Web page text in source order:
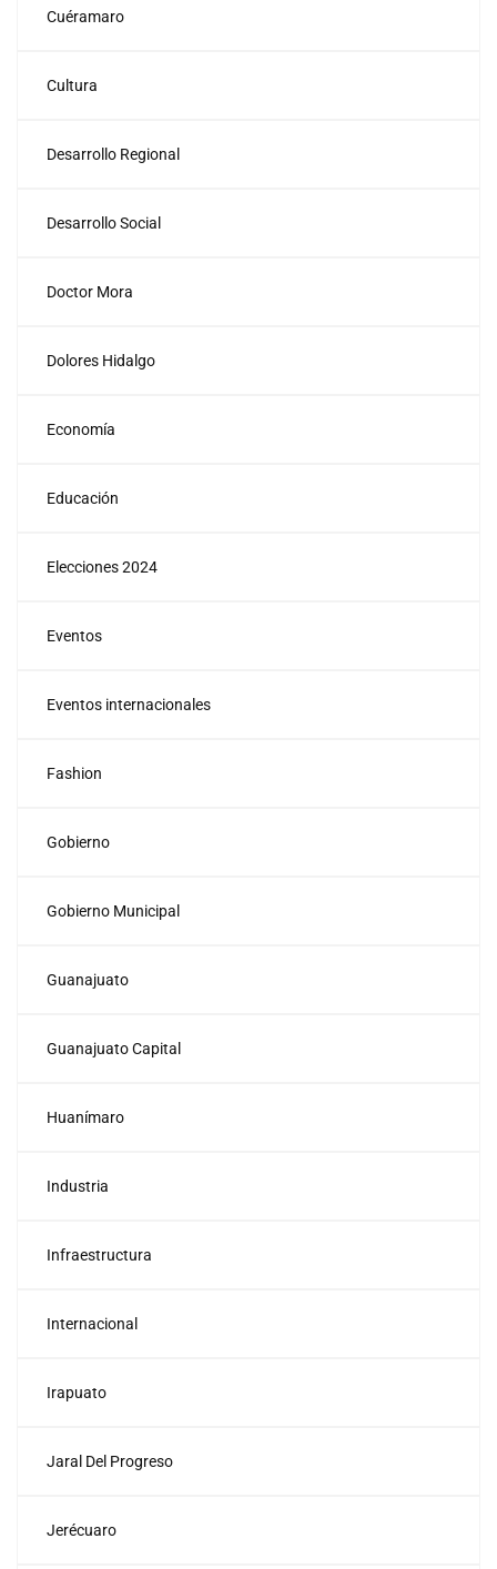
Cuéramaro
Cultura
Desarrollo Regional
Desarrollo Social
Doctor Mora
Dolores Hidalgo
Economía
Educación
Elecciones 2024
Eventos
Eventos internacionales
Fashion
Gobierno
Gobierno Municipal
Guanajuato
Guanajuato Capital
Huanímaro
Industria
Infraestructura
Internacional
Irapuato
Jaral Del Progreso
Jerécuaro